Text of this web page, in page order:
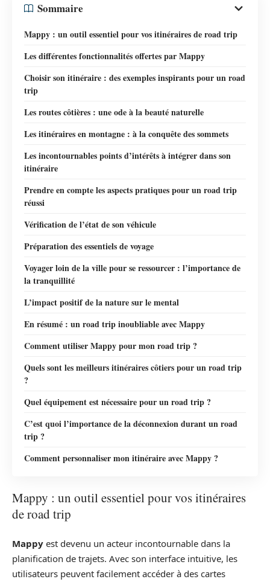
Sommaire
Mappy : un outil essentiel pour vos itinéraires de road trip
Les différentes fonctionnalités offertes par Mappy
Choisir son itinéraire : des exemples inspirants pour un road
trip
Les routes côtières : une ode à la beauté naturelle
Les itinéraires en montagne : à la conquête des sommets
Les incontournables points d’intérêts à intégrer dans son
itinéraire
Prendre en compte les aspects pratiques pour un road trip
réussi
Vérification de l’état de son véhicule
Préparation des essentiels de voyage
Voyager loin de la ville pour se ressourcer : l’importance de
la tranquillité
L’impact positif de la nature sur le mental
En résumé : un road trip inoubliable avec Mappy
Comment utiliser Mappy pour mon road trip ?
Quels sont les meilleurs itinéraires côtiers pour un road trip
?
Quel équipement est nécessaire pour un road trip ?
C’est quoi l’importance de la déconnexion durant un road
trip ?
Comment personnaliser mon itinéraire avec Mappy ?
Mappy : un outil essentiel pour vos itinéraires
de road trip
Mappy est devenu un acteur incontournable dans la
planification de trajets. Avec son interface intuitive, les
utilisateurs peuvent facilement accéder à des cartes